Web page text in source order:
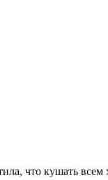
что кушать всем